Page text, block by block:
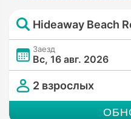
Hideaway Beach
Заезд
Вс, 16 авг. 2026
2 взрослых